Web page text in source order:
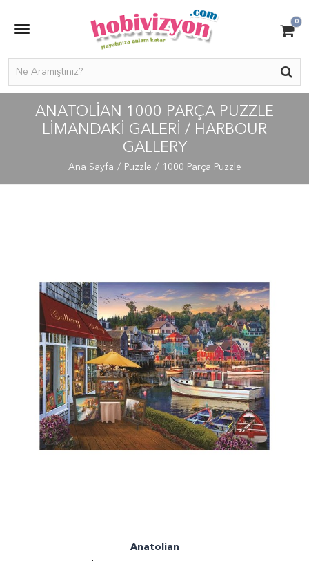
0
ANATOLIAN 1000 PARÇA PUZZLE
LIMANDAKI GALERI / HARBOUR
GALLERY
Ana Sayfa Puzzle 1000 Parça Puzzle
Anatolian